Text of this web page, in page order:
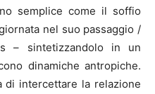
semplice come il soffio
nel suo passaggio /
– sintetizzandolo in un
dinamiche antropiche.
di intercettare la relazione